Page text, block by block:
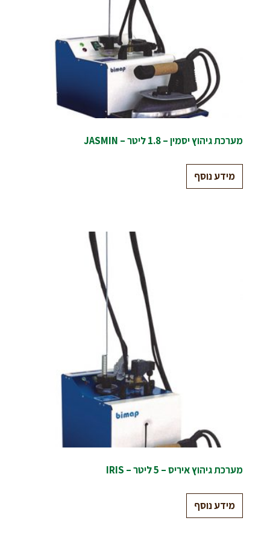
מערכת גיהוץ יסמין – 1.8 ליטר – JASMIN
מידע נוסף
מערכת גיהוץ איריס – 5 ליטר – IRIS
מידע נוסף